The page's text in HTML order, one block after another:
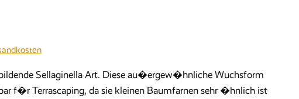
Sellaginella Art. Diese au�ergew�hnliche Wuchsform
f�r Terrascaping, da sie kleinen Baumfarnen sehr �hnlich ist